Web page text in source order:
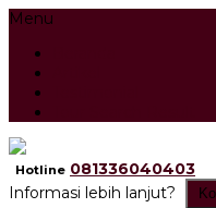
Menu
Hotline 081336040403
Informasi lebih lanjut?